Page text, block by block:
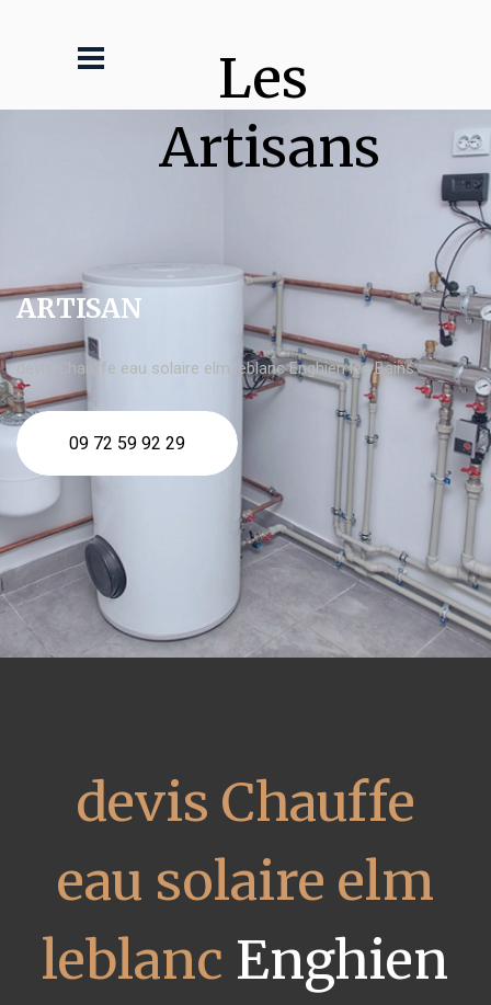
Les
Artisans
ARTISAN
devis Chauffe eau solaire elm leblanc Enghien les Bains
09 72 59 92 29
devis Chauffe
eau solaire elm
leblanc Enghien